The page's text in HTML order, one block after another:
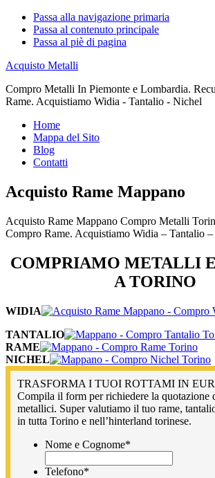
Passa alla navigazione primaria
Passa al contenuto principale
Passa al piè di pagina
Acquisto Metalli
Compro Metalli In Piemonte e Lombardia.
Rame. Acquistiamo Widia - Tantalio - Nichel
Home
Mappa del Sito
Blog
Contatti
Acquisto Rame Mappano
Acquisto Rame Mappano Compro Metalli
Compro Rame. Acquistiamo Widia – Tantalio
COMPRIAMO METALLI
A TORINO
WIDIA
TANTALIO
RAME
NICHEL
TRASFORMA I TUOI ROTTAMI IN
Compila il form per richiedere la quotazione
metallici. Super valutiamo il tuo rame,
in tutta Torino e nell’hinterland torinese.
Nome e Cognome*
Telefono*